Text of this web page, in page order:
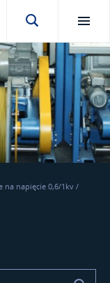
na napięcie 0,6/1kv /